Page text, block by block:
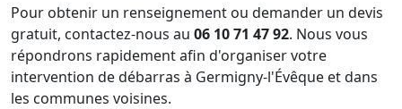
Pour obtenir un renseignement ou demander un devis
gratuit, contactez-nous au 06 10 71 47 92. Nous vous
répondrons rapidement afin d'organiser votre
intervention de débarras à Germigny-l'Évêque et dans
les communes voisines.